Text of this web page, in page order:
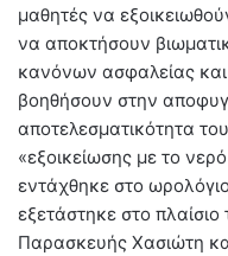
μαθητές να
να αποκτήσουν
κανόνων ασφαλείας
βοηθήσουν στην
αποτελεσματικότητα
«εξοικείωσης με το
εντάχθηκε στο
εξετάστηκε στο
Παρασκευής Χασιώτη